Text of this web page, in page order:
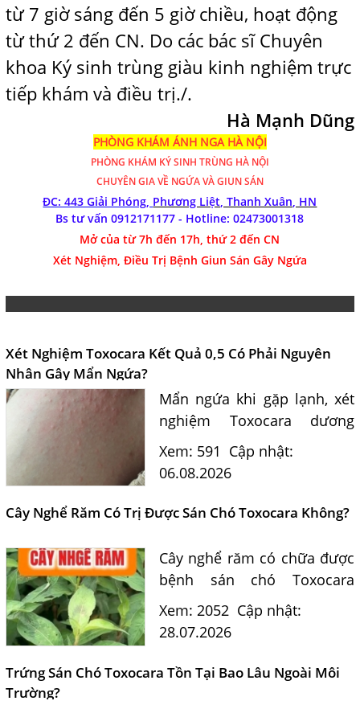
từ 7 giờ sáng đến 5 giờ chiều, hoạt động
từ thứ 2 đến CN. Do các bác sĩ Chuyên
khoa Ký sinh trùng giàu kinh nghiệm trực
tiếp khám và điều trị./.
Hà Mạnh Dũng
PHÒNG KHÁM ÁNH NGA HÀ NỘI
PHÒNG KHÁM KÝ SINH TRÙNG HÀ NỘI
CHUYÊN GIA VỀ NGỨA VÀ GIUN SÁN
ĐC: 443 Giải Phóng, Phương Liệt, Thanh Xuân, HN
Bs tư vấn 0912171177 - Hotline:02473001318
Mở của từ 7h đến 17h, thứ 2 đến CN
Xét Nghiệm, Điều Trị Bệnh Giun Sán Gây Ngứa
Xét Nghiệm Toxocara Kết Quả 0,5 Có Phải Nguyên
Nhân Gây Mẩn Ngứa?
Mẩn ngứa khi gặp lạnh, xét
nghiệm Toxocara dương
tính 0,5 có phải nguyên
nhân? Tiến sĩ Bác sĩ Nguyễn
điều trị và phòng ngừa sán...
Xem: 591 Cập nhật:
06.08.2026
Cây Nghể Răm Có Trị Được Sán Chó Toxocara Không?
Cây nghể răm có chữa được
bệnh sán chó Toxocara
không? Tiến sĩ Bác sĩ
Nguyễn Hằng Lan giải đáp
học và hướng dẫn điều trị
Xem: 2052 Cập nhật:
28.07.2026
Trứng Sán Chó Toxocara Tồn Tại Bao Lâu Ngoài Môi
Trường?